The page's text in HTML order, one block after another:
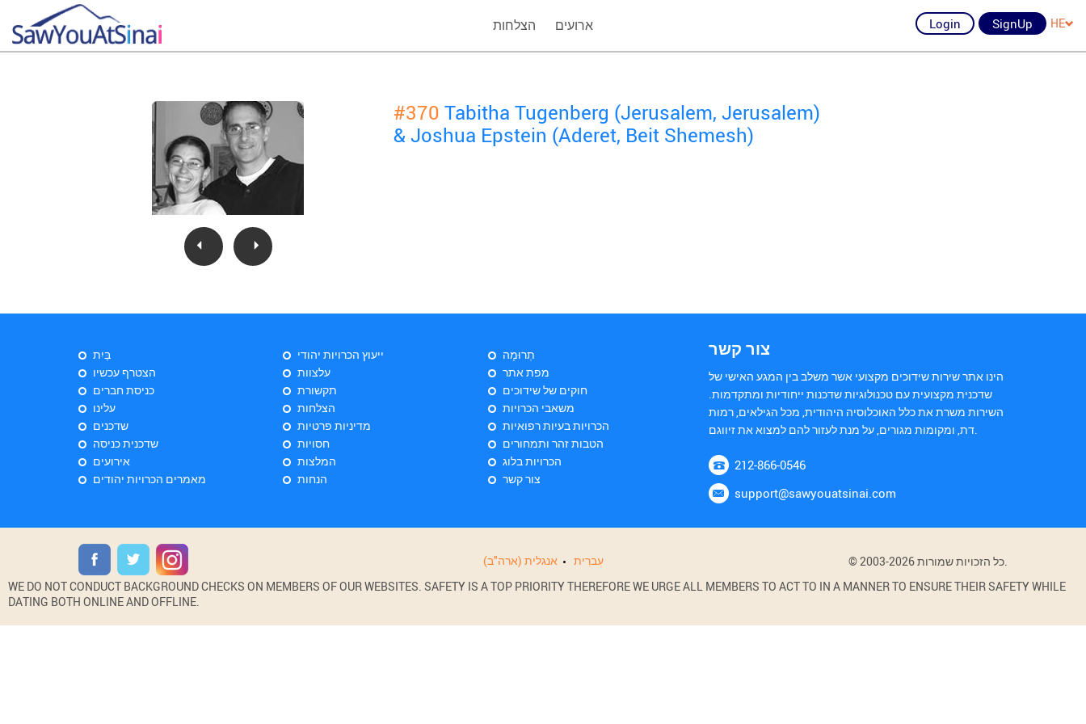
הצלחות ארועים Login SignUp HE
#370 Tabitha Tugenberg (Jerusalem, Jerusalem)
& Joshua Epstein (Aderet, Beit Shemesh)
בַּיִת
הצטרף עכשיו
כניסת חברים
עלינו
שדכנים
שדכנית כניסה
אירועים
מאמרים הכרויות יהודים
ייעוץ הכרויות יהודי
עלצוות
תקשורת
הצלחות
מדיניות פרטיות
חסויות
המלצות
הנחות
תְרוּמָה
מפת אתר
חוקים של שידוכים
משאבי הכרויות
הכרויות בעיות רפואיות
הטבות זהר ותמחורים
הכרויות בלוג
צור קשר
צור קשר
הינו אתר שירות שידוכים מקצועי אשר משלב בין המגע האישי של
שדכנית מקצועית עם טכנולוגיות שדכנות ייחודיות ומתקדמות.
השירות משרת את כלל האוכלוסיה היהודית, מכל הגילאים, רמות
דת, ומקומות מגורים, על מנת לעזור להם למצוא את זיווגם.
212-866-0546
support@sawyouatsinai.com
אנגלית (ארה"ב) עִברִית
© 2003-2026 כל הזכויות שמורות.
WE DO NOT CONDUCT BACKGROUND CHECKS ON MEMBERS OF OUR WEBSITES. SAFETY IS A TOP PRIORITY THEREFORE WE URGE ALL MEMBERS TO ACT TO IN A MANNER TO ENSURE THEIR SAFETY WHILE
DATING BOTH ONLINE AND OFFLINE.